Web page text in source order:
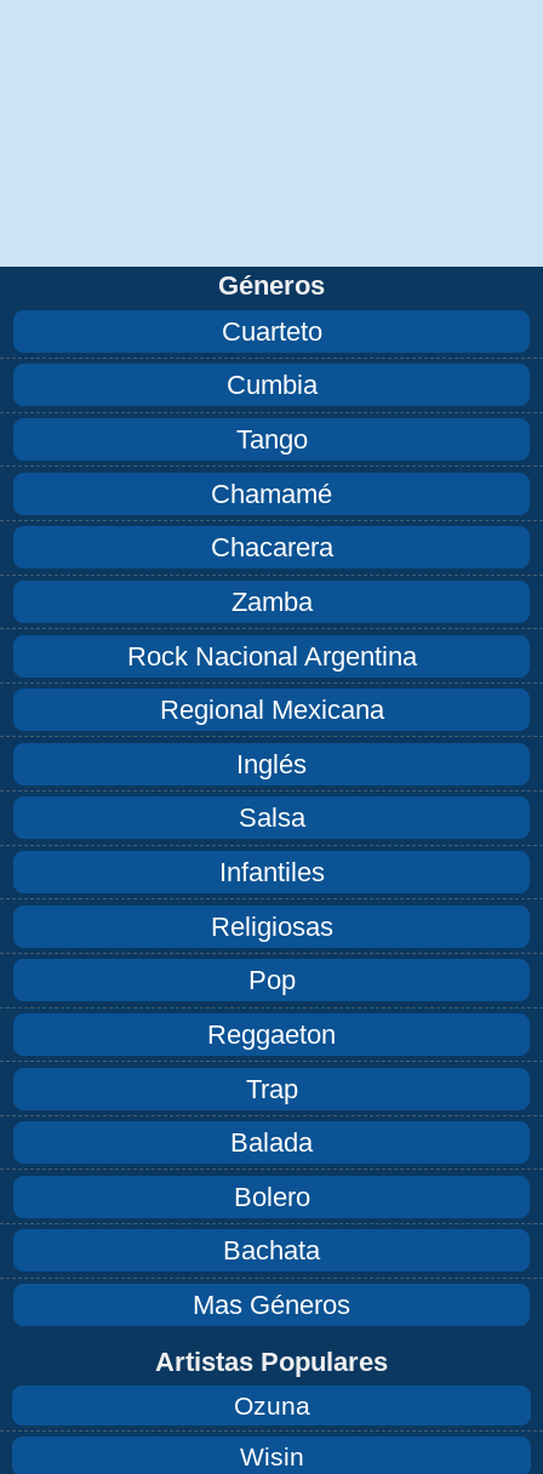
Géneros
Cuarteto
Cumbia
Tango
Chamamé
Chacarera
Zamba
Rock Nacional Argentina
Regional Mexicana
Inglés
Salsa
Infantiles
Religiosas
Pop
Reggaeton
Trap
Balada
Bolero
Bachata
Mas Géneros
Artistas Populares
Ozuna
Wisin